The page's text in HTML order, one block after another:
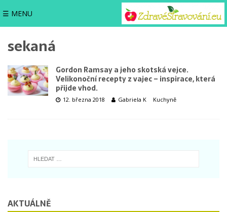
☰ MENU
sekaná
Gordon Ramsay a jeho skotská vejce.
Velikonoční recepty z vajec – inspirace, která
přijde vhod.
12. března 2018 Gabriela K Kuchyně
AKTUÁLNĚ